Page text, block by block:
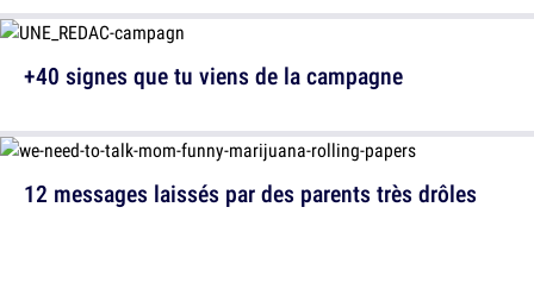
12 messages laissés par des parents très drôles
+40 signes que tu viens de la campagne